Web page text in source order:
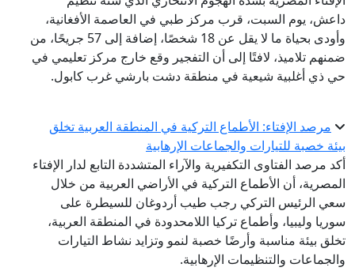
داعش، يوم السبت، قرب مركز طبي في العاصمة الأفغانية،
وأودى بحياة ما لا يقل عن 18 شخصًا، إضافة إلى 57 جريحًا، من
ضمنهم تلاميذ، لافتًا إلى أن التفجير وقع خارج مركز تعليمي في
حي ذي أغلبية شيعية في منطقة دشت بارشي غرب كابول.
مرصد الإفتاء: الأطماع التركية في المنطقة العربية تخلق
بيئة خصبة للتيارات والجماعات الإرهابية
أكد مرصد الفتاوى التكفيرية والآراء المتشددة التابع لدار الإفتاء
المصرية، أن الأطماع التركية في الأراضي العربية من خلال
سعي الرئيس التركي رجب طيب أردوغان للسيطرة على
سوريا وليبيا، وأطماع تركيا اللامحدودة في المنطقة العربية،
تخلق بيئة مناسبة وأرضًا خصبة لنمو وتزايد نشاط التيارات
والجماعات والتنظيمات الإرهابية.